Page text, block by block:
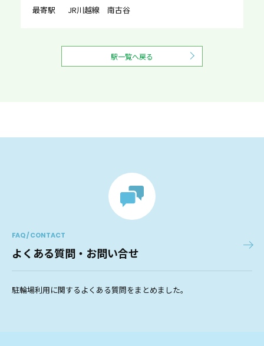
最寄駅 JR川越線 南古谷
駅一覧へ戻る
FAQ / CONTACT
よくある質問・お問い合せ
駐輪場利用に関するよくある質問をまとめました。